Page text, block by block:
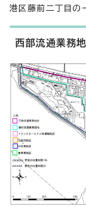
港区藤前二丁目の
西部流通業務